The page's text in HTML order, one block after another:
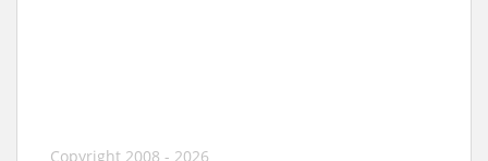
Copyright 2008 - 2026